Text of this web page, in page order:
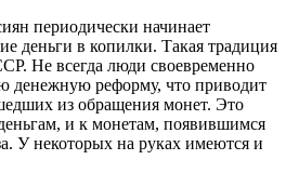
периодически начинает
деньги в копилки. Такая традиция
Не всегда люди своевременно
денежную реформу, что приводит
из обращения монет. Это
и к монетам, появившимся
У некоторых на руках имеются и